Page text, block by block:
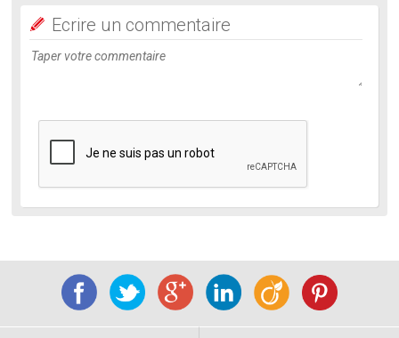
Ecrire un commentaire